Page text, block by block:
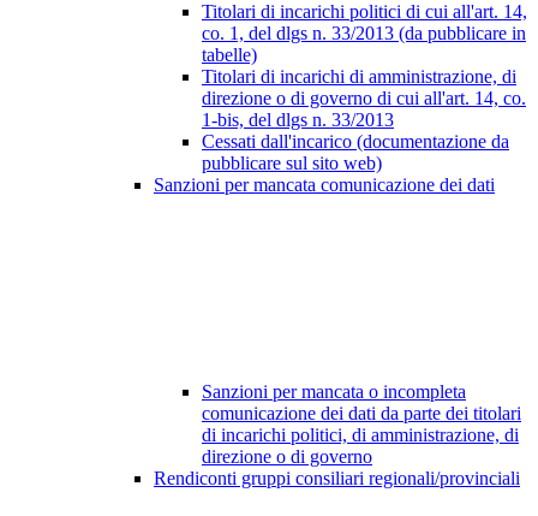
Titolari di incarichi politici di cui all'art. 14,
co. 1, del dlgs n. 33/2013 (da pubblicare in
tabelle)
Titolari di incarichi di amministrazione, di
direzione o di governo di cui all'art. 14, co.
1-bis, del dlgs n. 33/2013
Cessati dall'incarico (documentazione da
pubblicare sul sito web)
Sanzioni per mancata comunicazione dei dati
Sanzioni per mancata o incompleta
comunicazione dei dati da parte dei titolari
di incarichi politici, di amministrazione, di
direzione o di governo
Rendiconti gruppi consiliari regionali/provinciali